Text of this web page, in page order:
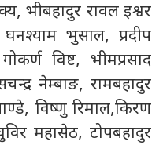
भीबहादुर रावल इश्वर
भुसाल, प्रदीप
विष्ट, भीमप्रसाद
नेम्बाङ, रामबहादुर
विष्णु रिमाल,किरण
महासेठ, टोपबहादुर